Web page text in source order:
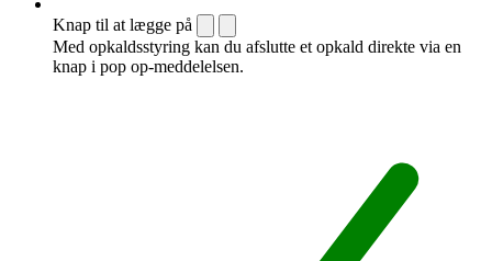
Knap til at lægge på
Med opkaldsstyring kan du afslutte et opkald direkte via en
knap i pop op-meddelelsen.